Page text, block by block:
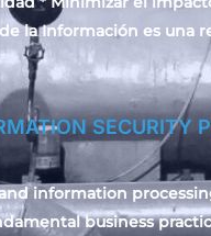
la Información es una
SECURITY
information
business